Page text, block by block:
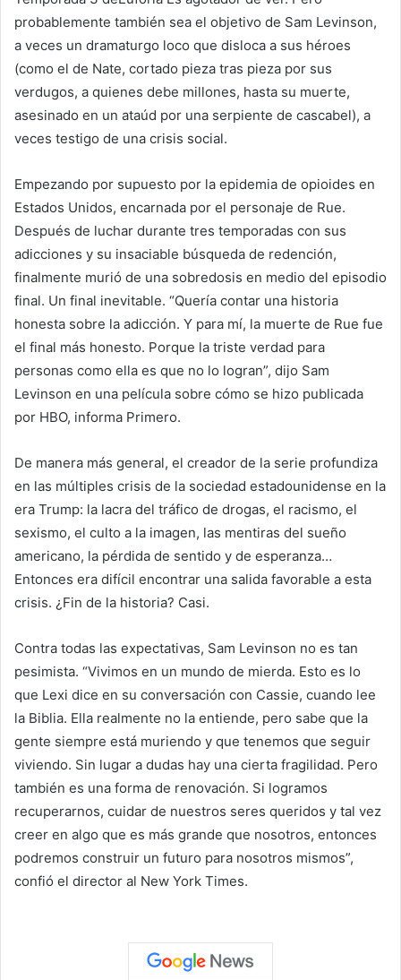
probablemente también sea el objetivo de Sam Levinson,
a veces un dramaturgo loco que disloca a sus héroes
(como el de Nate, cortado pieza tras pieza por sus
verdugos, a quienes debe millones, hasta su muerte,
asesinado en un ataúd por una serpiente de cascabel), a
veces testigo de una crisis social.
Empezando por supuesto por la epidemia de opioides en
Estados Unidos, encarnada por el personaje de Rue.
Después de luchar durante tres temporadas con sus
adicciones y su insaciable búsqueda de redención,
finalmente murió de una sobredosis en medio del episodio
final. Un final inevitable. “Quería contar una historia
honesta sobre la adicción. Y para mí, la muerte de Rue fue
el final más honesto. Porque la triste verdad para
personas como ella es que no lo logran”, dijo Sam
Levinson en una película sobre cómo se hizo publicada
por HBO, informa Primero.
De manera más general, el creador de la serie profundiza
en las múltiples crisis de la sociedad estadounidense en la
era Trump: la lacra del tráfico de drogas, el racismo, el
sexismo, el culto a la imagen, las mentiras del sueño
americano, la pérdida de sentido y de esperanza…
Entonces era difícil encontrar una salida favorable a esta
crisis. ¿Fin de la historia? Casi.
Contra todas las expectativas, Sam Levinson no es tan
pesimista. “Vivimos en un mundo de mierda. Esto es lo
que Lexi dice en su conversación con Cassie, cuando lee
la Biblia. Ella realmente no la entiende, pero sabe que la
gente siempre está muriendo y que tenemos que seguir
viviendo. Sin lugar a dudas hay una cierta fragilidad. Pero
también es una forma de renovación. Si logramos
recuperarnos, cuidar de nuestros seres queridos y tal vez
creer en algo que es más grande que nosotros, entonces
podremos construir un futuro para nosotros mismos”,
confió el director al New York Times.